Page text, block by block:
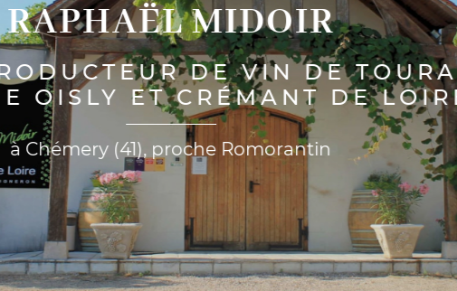
 Adresse email de réception
En cochant cette case, vous consentez à recevoir nos propositions commerciales
à l'adresse email indiqué ci-dessus. Vous pouvez vous désinscrire à tout moment
en utilisantle formulaire de désinscription